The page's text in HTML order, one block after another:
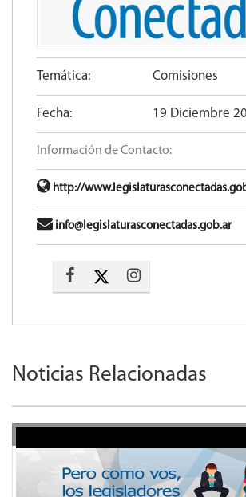
Temática: Comisiones
Fecha: 19 Diciembre
Información de Contacto:
http://
info@legislaturasconectadas.gob.ar
Noticias Relacionadas